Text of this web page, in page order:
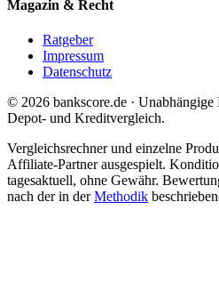
Magazin & Recht
Ratgeber
Impressum
Datenschutz
© 2026 bankscore.de ·
Depot- und Kreditvergleich.
Vergleichsrechner und einzelne
Affiliate-Partner ausgespielt.
tagesaktuell, ohne Gewähr.
nach der in derMethodik